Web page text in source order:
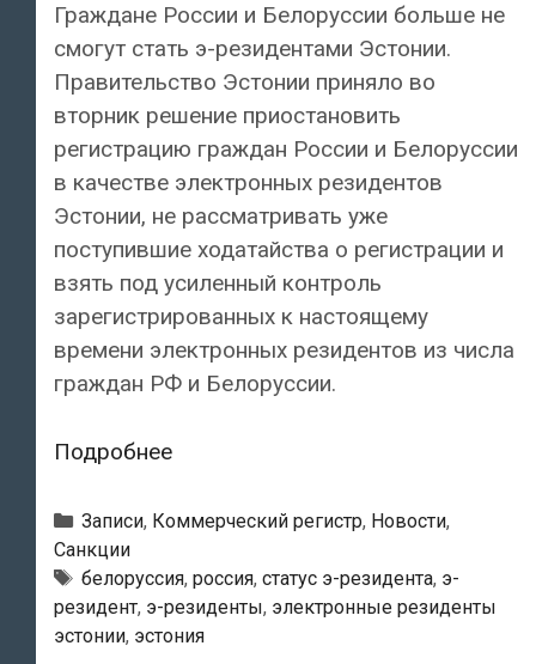
Граждане России и Белоруссии больше не
смогут стать э-резидентами Эстонии.
Правительство Эстонии приняло во
вторник решение приостановить
регистрацию граждан России и Белоруссии
в качестве электронных резидентов
Эстонии, не рассматривать уже
поступившие ходатайства о регистрации и
взять под усиленный контроль
зарегистрированных к настоящему
времени электронных резидентов из числа
граждан РФ и Белоруссии.
ПодробнееГраждане
и
больше
не
смогут
Рубрики
Записи, Коммерческий регистр, Новости,
Санкции
Тэги
белоруссия, россия, статус э-резидента, э-
резидент, э-резиденты, электронные резиденты
эстонии, эстония